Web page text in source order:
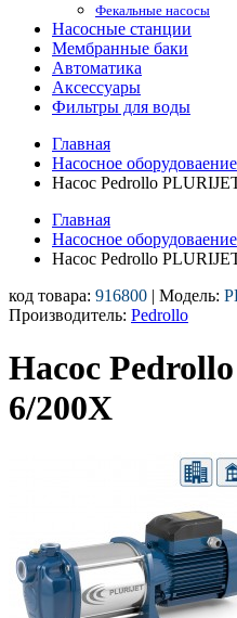
Фекальные насосы
Насосные станции
Мембранные баки
Автоматика
Аксессуары
Фильтры для воды
Главная
Насосное оборудоваение
Насос Pedrollo
Главная
Насосное оборудоваение
Насос Pedrollo
код товара: 916800 | Модель:
Производитель: Pedrollo
Насос
6/200X